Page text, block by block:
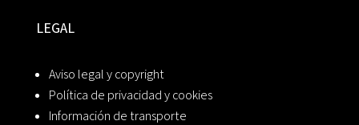
LEGAL
Aviso legal y copyright
Política de privacidad y cookies
Información de transporte